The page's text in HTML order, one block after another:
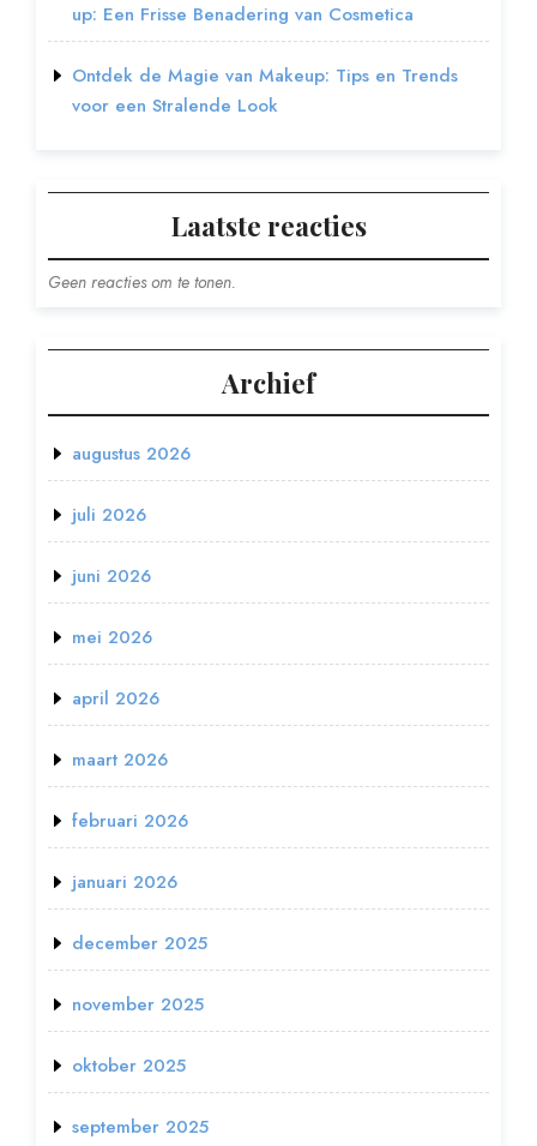
up: Een Frisse Benadering van Cosmetica
Ontdek de Magie van Makeup: Tips en Trends
voor een Stralende Look
Laatste reacties
Geen reacties om te tonen.
Archief
augustus 2026
juli 2026
juni 2026
mei 2026
april 2026
maart 2026
februari 2026
januari 2026
december 2025
november 2025
oktober 2025
september 2025